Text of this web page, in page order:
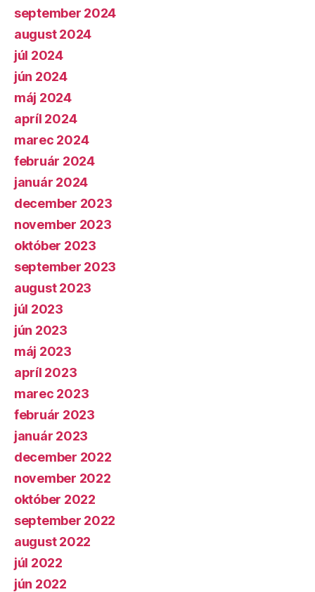
september 2024
august 2024
júl 2024
jún 2024
máj 2024
apríl 2024
marec 2024
február 2024
január 2024
december 2023
november 2023
október 2023
september 2023
august 2023
júl 2023
jún 2023
máj 2023
apríl 2023
marec 2023
február 2023
január 2023
december 2022
november 2022
október 2022
september 2022
august 2022
júl 2022
jún 2022